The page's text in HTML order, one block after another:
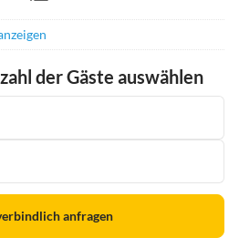
der Gäste auswählen
anfragen